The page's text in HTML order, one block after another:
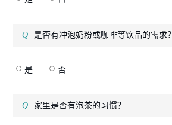
是否有冲泡奶粉或咖啡等饮品的需求？
是 否
家里是否有泡茶的习惯？